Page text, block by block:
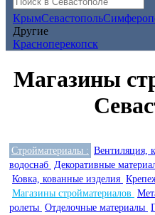
КрымСевастополь
Другие
Красноперекопск
Магазины
Стройматериалы : Вентиляция,
водоснаб Декоративные
Ковка, кованные изделия
Магазины стройматериалов
ролеты Отделочные материалы